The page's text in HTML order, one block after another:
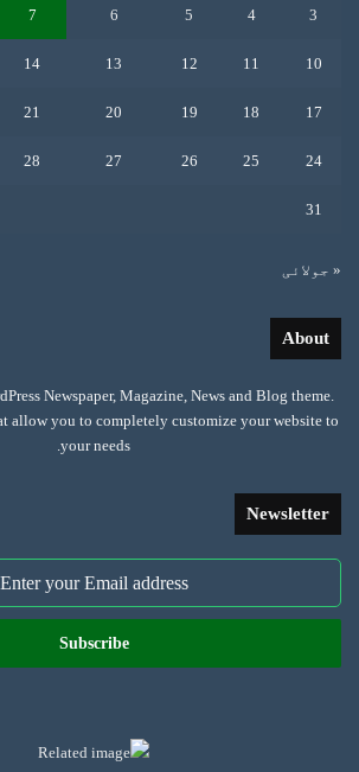
3
4
5
6
7
10
11
12
13
14
17
18
19
20
21
24
25
26
27
28
31
« جولائی
About
Newspaper, Magazine, News and Blog theme.
allow you to completely customize your website to
your needs.
Newsletter
Enter
Email